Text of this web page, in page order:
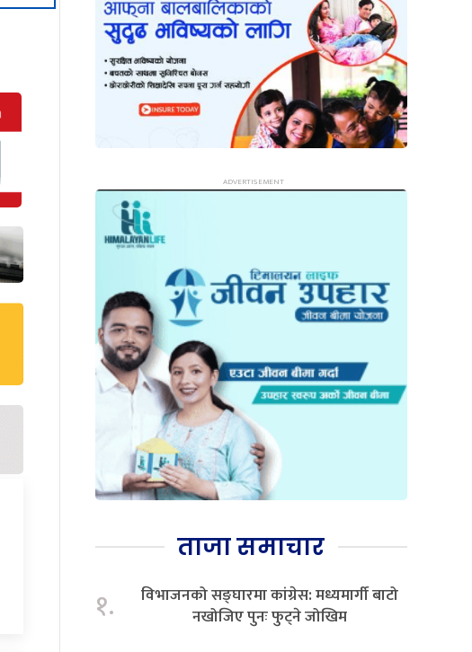
ताजा समाचार
१.
विभाजनको सङ्घारमा कांग्रेस: मध्यमार्गी बाटो
नखोजिए पुनः फुट्ने जोखिम